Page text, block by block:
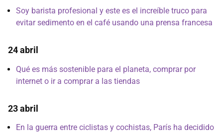
Soy barista profesional y este es el increíble truco para
evitar sedimento en el café usando una prensa francesa
24 abril
Qué es más sostenible para el planeta, comprar por
internet o ir a comprar a las tiendas
23 abril
En la guerra entre ciclistas y cochistas, París ha decidido